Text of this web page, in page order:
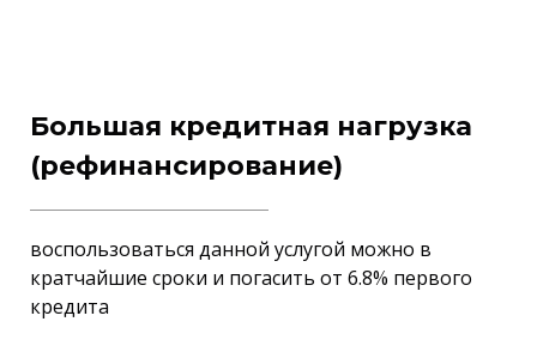
Большая кредитная нагрузка
(рефинансирование)
воспользоваться данной услугой можно в
кратчайшие сроки и погасить от 6.8% первого
кредита